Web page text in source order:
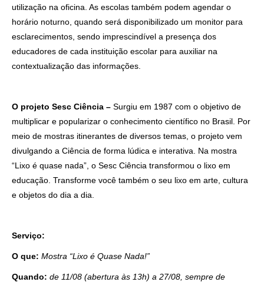
Como utilizar
utilização na oficina. As escolas também podem agendar o
horário noturno, quando será disponibilizado um monitor para
esclarecimentos, sendo imprescindível a presença dos
educadores de cada instituição escolar para auxiliar na
contextualização das informações.
O projeto Sesc Ciência – Surgiu em 1987 com o objetivo de
multiplicar e popularizar o conhecimento científico no Brasil. Por
meio de mostras itinerantes de diversos temas, o projeto vem
divulgando a Ciência de forma lúdica e interativa. Na mostra
“Lixo é quase nada”, o Sesc Ciência transformou o lixo em
educação. Transforme você também o seu lixo em arte, cultura
e objetos do dia a dia.
Serviço:
O que: Mostra “Lixo é Quase Nada!”
Quando: de 11/08 (abertura às 13h) a 27/08, sempre de